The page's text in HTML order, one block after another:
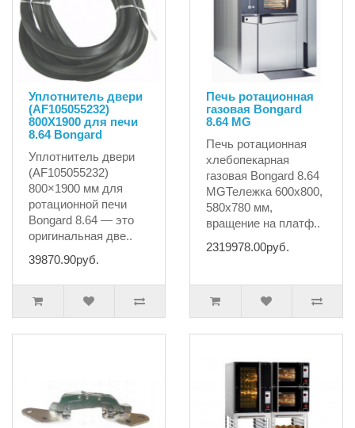
Уплотнитель двери
(AF105055232)
800X1900 для печи
8.64 Bongard
Уплотнитель двери
(AF105055232)
800×1900 мм для
ротационной печи
Bongard 8.64 — это
оригинальная две..
39870.90руб.
Печь ротационная
газовая Bongard
8.64 MG
Печь ротационная
хлебопекарная
газовая Bongard 8.64
MGТележка 600x800,
580x780 мм,
вращение на платф..
2319978.00руб.